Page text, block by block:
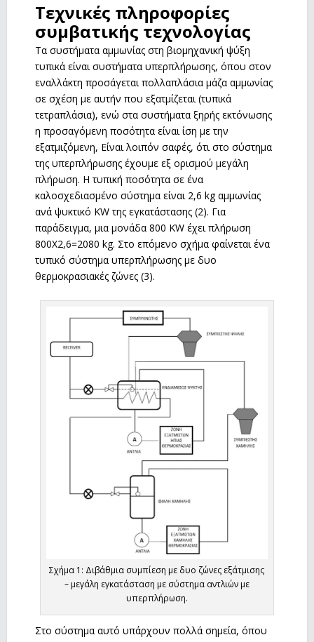
Τεχνικές πληροφορίες
συμβατικής τεχνολογίας
Τα συστήματα αμμωνίας στη βιομηχανική ψύξη
τυπικά είναι συστήματα υπερπλήρωσης, όπου στον
εναλλάκτη προσάγεται πολλαπλάσια μάζα αμμωνίας
σε σχέση με αυτήν που εξατμίζεται (τυπικά
τετραπλάσια), ενώ στα συστήματα ξηρής εκτόνωσης
η προσαγόμενη ποσότητα είναι ίση με την
εξατμιζόμενη, Είναι λοιπόν σαφές, ότι στο σύστημα
της υπερπλήρωσης έχουμε εξ ορισμού μεγάλη
πλήρωση. Η τυπική ποσότητα σε ένα
καλοσχεδιασμένο σύστημα είναι 2,6 kg αμμωνίας
ανά ψυκτικό KW της εγκατάστασης (2). Για
παράδειγμα, μια μονάδα 800 KW έχει πλήρωση
800Χ2,6=2080 kg. Στο επόμενο σχήμα φαίνεται ένα
τυπικό σύστημα υπερπλήρωσης με δυο
θερμοκρασιακές ζώνες (3).
Σχήμα 1: Διβάθμια συμπίεση με δυο ζώνες εξάτμισης
– μεγάλη εγκατάσταση με σύστημα αντλιών με
υπερπλήρωση.
Στο σύστημα αυτό υπάρχουν πολλά σημεία, όπου